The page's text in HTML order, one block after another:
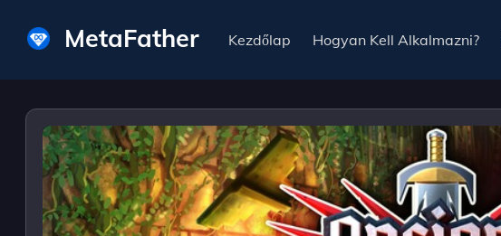
MetaFather Kezdőlap Hogyan Kell Alkalmazni?